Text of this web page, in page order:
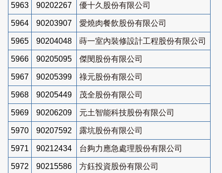
5963 90202267 優十久股份有限公司
5964 90203907 愛燒肉餐飲股份有限公司
5965 90204048 蒔一室內裝修設計工程股份有限公司
5966 90205095 傑閔股份有限公司
5967 90205399 祿元股份有限公司
5968 90205449 茂全股份有限公司
5969 90206209 元土智能科技股份有限公司
5970 90207592 露坑股份有限公司
5971 90212434 台夠力應急處理股份有限公司
5972 90215586 方鈺投資股份有限公司